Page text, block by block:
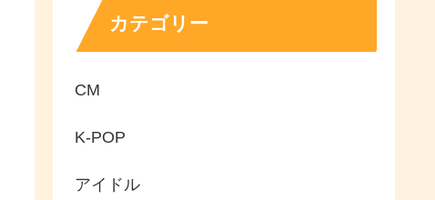
カテゴリー
CM
K-POP
アイドル